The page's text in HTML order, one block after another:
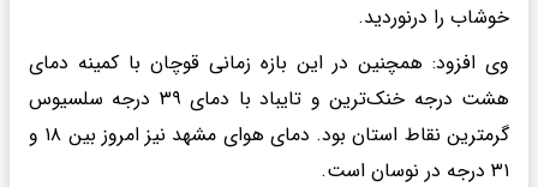
خوشاب را درنوردید.
وی افزود: همچنین در این بازه زمانی قوچان با کمینه دمای
هشت درجه خنک‌ترین و تایباد با دمای ۳۹ درجه سلسیوس
گرمترین نقاط استان بود. دمای هوای مشهد نیز امروز بین ۱۸ و
۳۱ درجه در نوسان است.